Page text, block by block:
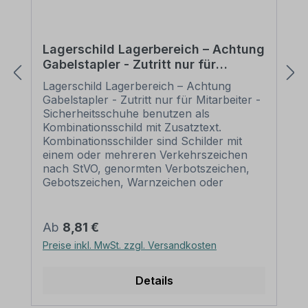
Lagerschild Lagerbereich – Achtung
Gabelstapler - Zutritt nur für
Mitarbeiter - Sicherheitsschuhe
benutzen - Kombi
Lagerschild Lagerbereich – Achtung
Gabelstapler - Zutritt nur für Mitarbeiter -
Sicherheitsschuhe benutzen als
Kombinationsschild mit Zusatztext.
Kombinationsschilder sind Schilder mit
einem oder mehreren Verkehrszeichen
nach StVO, genormten Verbotszeichen,
Gebotszeichen, Warnzeichen oder
oder neben den Zeichen angeordnet sind.
Aufgrund dieser Kombination und auch
der Möglichkeit, bestehende Inhalte zu
alle Anforderungen, um eine flexible,
Regulärer Preis:
Ab 8,81 €
Preise inkl. MwSt. zzgl. Versandkosten
Details